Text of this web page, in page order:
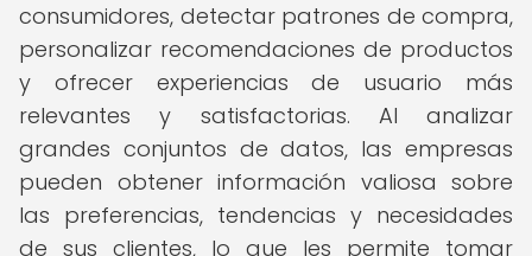
consumidores, detectar patrones de compra,
personalizar recomendaciones de productos
y ofrecer experiencias de usuario más
relevantes y satisfactorias. Al analizar
grandes conjuntos de datos, las empresas
pueden obtener información valiosa sobre
las preferencias, tendencias y necesidades
de sus clientes, lo que les permite tomar